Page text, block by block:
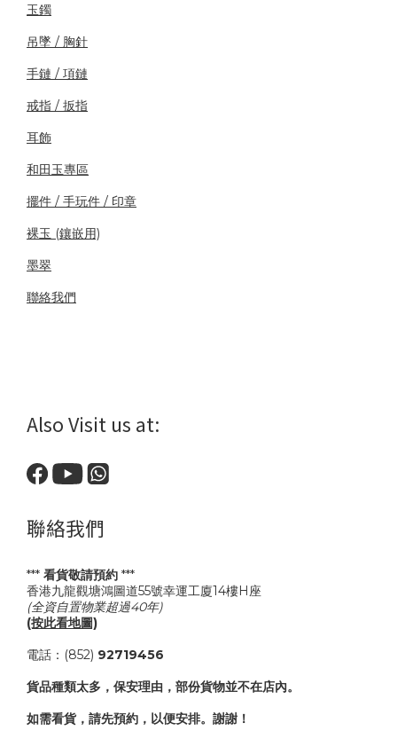
玉鐲
吊墜 / 胸針
手鏈 / 項鏈
戒指 / 扳指
耳飾
和田玉專區
擺件 / 手玩件 / 印章
裸玉 (鑲嵌用)
墨翠
聯絡我們
Also Visit us at:
聯絡我們
*** 看貨敬請預約 ***
香港九龍觀塘鴻圖道55號幸運工廈14樓H座
(全資自置物業超過40年)
(按此看地圖)
電話：(852) 92719456
貨品種類太多，保安理由，部份貨物並不在店內。
如需看貨，請先預約，以便安排。謝謝！